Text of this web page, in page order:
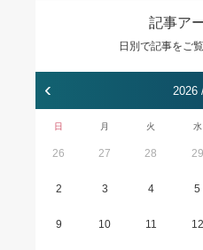
記事ア
日別で記事をご
‹ 2026
日 月 火 水
26 27 28 29
2 3 4 5
9 10 11 12